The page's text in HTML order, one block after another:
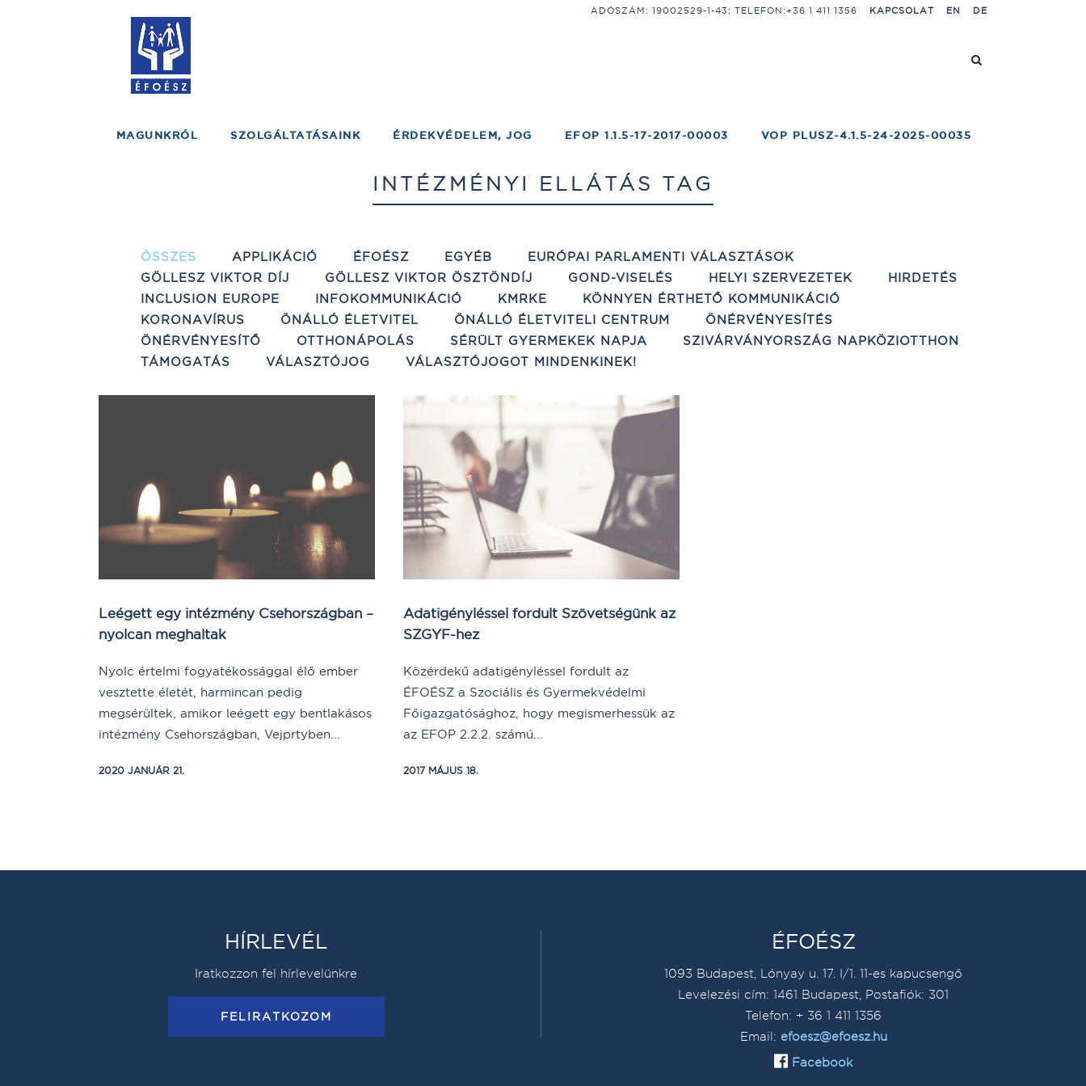
ADÓSZÁM: 19002529-1-43; TELEFON:+36 1 411 1356 KAPCSOLAT EN DE
MAGUNKRÓL SZOLGÁLTATÁSAINK ÉRDEKVÉDELEM, JOG EFOP 1.1.5-17-2017-00003 VOP PLUSZ-4.1.5-24-2025-00035
INTÉZMÉNYI ELLÁTÁS TAG
ÖSSZES APPLIKÁCIÓ ÉFOÉSZ EGYÉB
EURÓPAI PARLAMENTI VÁLASZTÁSOK
GÖLLESZ VIKTOR DÍJ
GÖLLESZ VIKTOR ÖSZTÖNDÍJ GOND-VISELÉS HELYI SZERVEZETEK
HIRDETÉS
INCLUSION EUROPE
INFOKOMMUNIKÁCIÓ KMRKE
KÖNNYEN ÉRTHETŐ KOMMUNIKÁCIÓ
KORONAVÍRUS
ÖNÁLLÓ ÉLETVITEL ÖNÁLLÓ ÉLETVITELI CENTRUM
ÖNÉRVÉNYESÍTÉS
ÖNÉRVÉNYESÍTŐ
OTTHONÁPOLÁS SÉRÜLT GYERMEKEK NAPJA
SZIVÁRVÁNYORSZÁG NAPKÖZIOTTHON
TÁMOGATÁS
VÁLASZTÓJOG VÁLASZTÓJOGOT MINDENKINEK!
Leégett egy intézmény Csehországban –
nyolcan meghaltak
Nyolc értelmi fogyatékossággal élő ember
vesztette életét, harmincan pedig
megsérültek, amikor leégett egy bentlakásos
intézmény Csehországban, Vejprtyben...
2020 JANUÁR 21.
Adatigényléssel fordult Szövetségünk az
SZGYF-hez
Közérdekű adatigényléssel fordult az
ÉFOÉSZ a Szociális és Gyermekvédelmi
Főigazgatósághoz, hogy megismerhessük az
az EFOP 2.2.2. számú...
2017 MÁJUS 18.
HÍRLEVÉL
Iratkozzon fel hírlevelünkre
FELIRATKOZOM
ÉFOÉSZ
1093 Budapest, Lónyay u. 17. I/1. 11-es kapucsengő
Levelezési cím: 1461 Budapest, Postafiók: 301
Telefon: + 36 1 411 1356
Email: efoesz@efoesz.hu
Facebook